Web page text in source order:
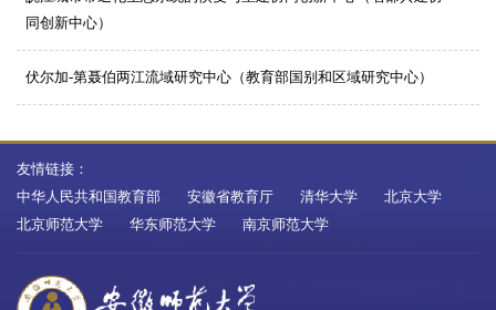
同创新中心）
伏尔加-第聂伯两江流域研究中心（教育部国别和区域研究中心）
友情链接：
中华人民共和国教育部
安徽省教育厅 清华大学
北京大学
北京师范大学
华东师范大学 南京师范大学